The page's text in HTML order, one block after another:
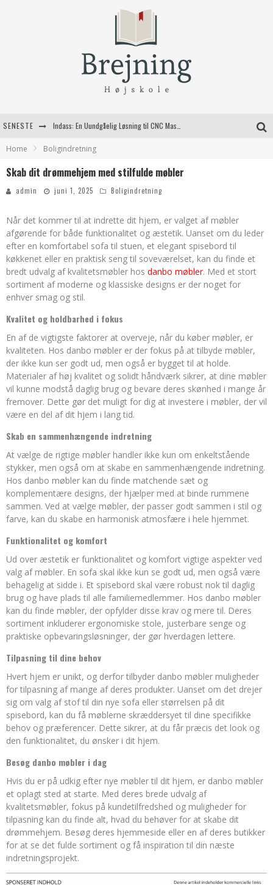
SENESTE
Fordele ved at bruge bagestål i dit køkken
Kvalitetshåndværk til dit næste byggeprojekt
Home Boligindretning
Skab dit drømmehjem med stilfulde møbler
admin juni 1, 2025 Boligindretning
Når det kommer til at indrette dit hjem, er valget af møbler
afgørende for både funktionalitet og æstetik. Uanset om du leder
efter en komfortabel sofa til stuen, et elegant spisebord til
køkkenet eller en praktisk seng til soveværelset, kan du finde et
bredt udvalg af kvalitetsmøbler hos danbo møbler. Med et stort
sortiment af moderne og klassiske designs er der noget for
enhver smag og stil.
Kvalitet og holdbarhed i fokus
En af de vigtigste faktorer at overveje, når du køber møbler, er
kvaliteten. Hos danbo møbler er der fokus på at tilbyde møbler,
der ikke kun ser godt ud, men også er bygget til at holde.
Materialer af høj kvalitet og solidt håndværk sikrer, at dine møbler
vil kunne modstå daglig brug og bevare deres skønhed i mange år
fremover. Dette gør det muligt for dig at investere i møbler, der vil
være en del af dit hjem i lang tid.
Skab en sammenhængende indretning
At vælge de rigtige møbler handler ikke kun om enkeltstående
stykker, men også om at skabe en sammenhængende indretning.
Hos danbo møbler kan du finde matchende sæt og
komplementære designs, der hjælper med at binde rummene
sammen. Ved at vælge møbler, der passer godt sammen i stil og
farve, kan du skabe en harmonisk atmosfære i hele hjemmet.
Funktionalitet og komfort
Ud over æstetik er funktionalitet og komfort vigtige aspekter ved
valg af møbler. En sofa skal ikke kun se godt ud, men også være
behagelig at sidde i. Et spisebord skal være robust nok til daglig
brug og have plads til alle familiemedlemmer. Hos danbo møbler
kan du finde møbler, der opfylder disse krav og mere til. Deres
sortiment inkluderer ergonomiske stole, justerbare senge og
praktiske opbevaringsløsninger, der gør hverdagen lettere.
Tilpasning til dine behov
Hvert hjem er unikt, og derfor tilbyder danbo møbler muligheder
for tilpasning af mange af deres produkter. Uanset om det drejer
sig om valg af stof til din nye sofa eller størrelsen på dit
spisebord, kan du få møblerne skræddersyet til dine specifikke
behov og præferencer. Dette sikrer, at du får præcis det look og
den funktionalitet, du ønsker i dit hjem.
Besøg danbo møbler i dag
Hvis du er på udkig efter nye møbler til dit hjem, er danbo møbler
et oplagt sted at starte. Med deres brede udvalg af
kvalitetsmøbler, fokus på kundetilfredshed og muligheder for
tilpasning kan du finde alt, hvad du behøver for at skabe dit
drømmehjem. Besøg deres hjemmeside eller en af deres butikker
for at se det fulde sortiment og få inspiration til din næste
indretningsprojekt.